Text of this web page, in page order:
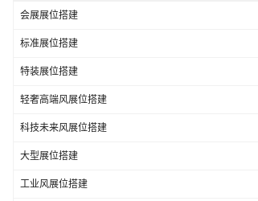
会展展位搭建
标准展位搭建
特装展位搭建
轻奢高端风展位搭建
科技未来风展位搭建
大型展位搭建
工业风展位搭建